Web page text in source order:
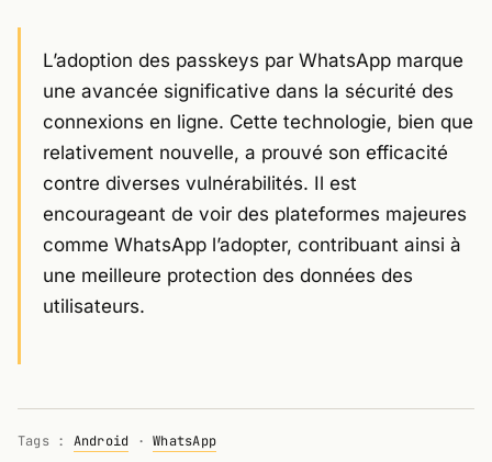
L’adoption des passkeys par WhatsApp marque
une avancée significative dans la sécurité des
connexions en ligne. Cette technologie, bien que
relativement nouvelle, a prouvé son efficacité
contre diverses vulnérabilités. Il est
encourageant de voir des plateformes majeures
comme WhatsApp l’adopter, contribuant ainsi à
une meilleure protection des données des
utilisateurs.
Tags : Android ·WhatsApp